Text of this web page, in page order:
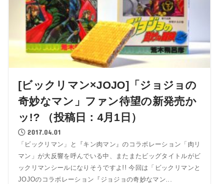
[ビックリマン×JOJO]「ジョジョの
奇妙なマン」ファン待望の新発売か
ッ!? （投稿日：4月1日）
2017.04.01
「ビックリマン」と『キン肉マン』のコラボレーション「肉リ
マン」が大反響を呼んでいる中、またまたビッグタイトルがビ
ックリマンシールになりそうですよ!! 今回は「ビックリマンと
JOJOのコラボレーション『ジョジョの奇妙なマン...